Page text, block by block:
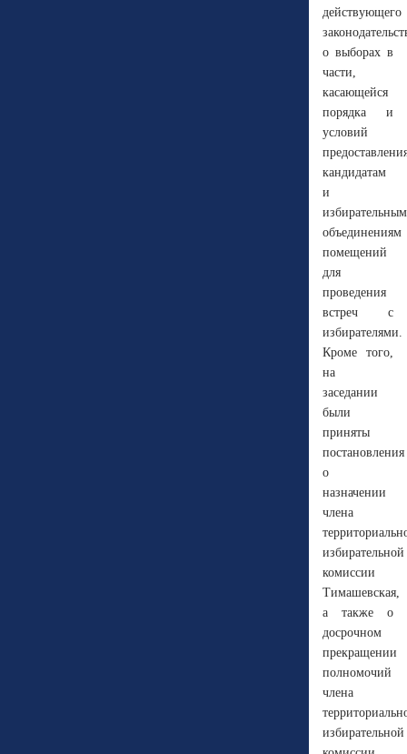
действующего
о выборах в
части,
касающейся
порядка и
условий
кандидатам
и
избирательным
объединениям
помещений
для
проведения
встреч с
избирателями.
Кроме того,
на
заседании
были
приняты
постановления
о
назначении
члена
избирательной
комиссии
Тимашевская,
а также о
досрочном
прекращении
полномочий
члена
избирательной